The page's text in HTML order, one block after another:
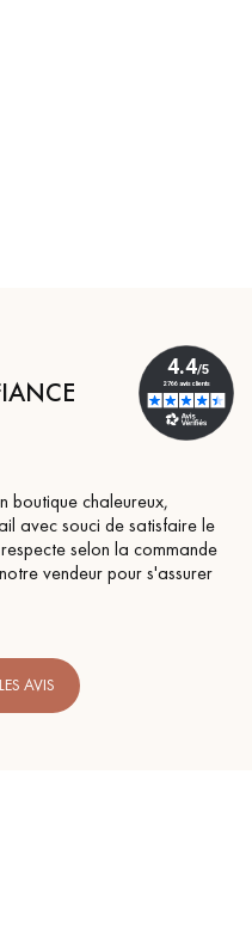
boutique chaleureux,
avec souci de satisfaire le
selon la commande
vendeur pour s'assurer
AVIS